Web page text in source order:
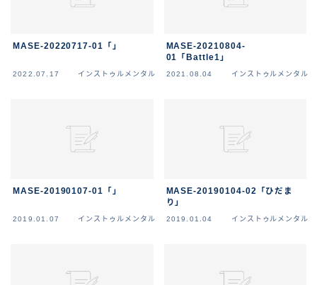
MASE-20220717-01「」
2022.07.17 インストゥルメンタル
MASE-20210804-
01「Battle1」
2021.08.04 インストゥルメンタル
MASE-20190107-01「」
2019.01.07 インストゥルメンタル
MASE-20190104-02「ひだま
り」
2019.01.04 インストゥルメンタル